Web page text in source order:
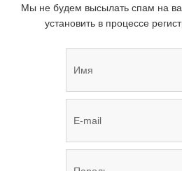
Мы не будем высылать спам на
установить в процессе